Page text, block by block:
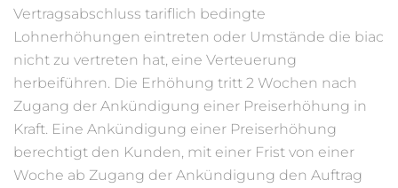
Vertragsabschluss tariflich bedingte
Lohnerhöhungen eintreten oder Umstände die biac
nicht zu vertreten hat, eine Verteuerung
herbeiführen. Die Erhöhung tritt 2 Wochen nach
Zugang der Ankündigung einer Preiserhöhung in
Kraft. Eine Ankündigung einer Preiserhöhung
berechtigt den Kunden, mit einer Frist von einer
Woche ab Zugang der Ankündigung den Auftrag